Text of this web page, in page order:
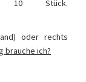
10 Stück.
oder rechts
brauche ich?